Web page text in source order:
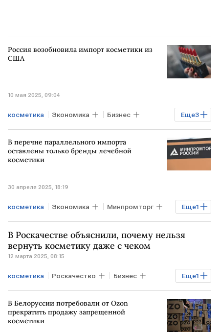
Россия возобновила импорт косметики из
США
10 мая 2025, 09:04
Еще3
косметика Экономика Бизнес
РОССИЯ США импорт
В перечне параллельного импорта
оставлены только бренды лечебной
косметики
30 апреля 2025, 18:19
Еще1
косметика Экономика Минпромторг
параллельный импорт
В Роскачестве объяснили, почему нельзя
вернуть косметику даже с чеком
12 марта 2025, 08:15
Еще1
косметика Роскачество Бизнес
духи
В Белоруссии потребовали от Ozon
прекратить продажу запрещенной
косметики